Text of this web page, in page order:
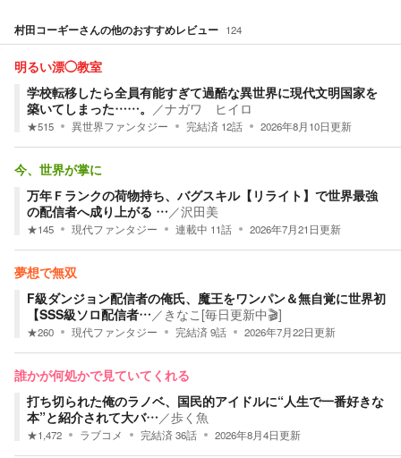
村田コーギーさんの他のおすすめレビュー 124
明るい漂◯教室
学校転移したら全員有能すぎて過酷な異世界に現代文明国家を
築いてしまった……。 ／ナガワ ヒイロ
★515 異世界ファンタジー 完結済 12話 2026年8月10日更新
今、世界が掌に
万年Ｆランクの荷物持ち、バグスキル【リライト】で世界最強
の配信者へ成り上がる … ／沢田美
★145 現代ファンタジー 連載中 11話 2026年7月21日更新
夢想で無双
F級ダンジョン配信者の俺氏、魔王をワンパン＆無自覚に世界初
【SSS級ソロ配信者… ／ きなこ[毎日更新中🎬]
★260 現代ファンタジー 完結済9話 2026年7月22日更新
誰かが何処かで見ていてくれる
打ち切られた俺のラノベ、国民的アイドルに“人生で一番好きな
本”と紹介されて大バ… ／歩く魚
★1,472 ラブコメ 完結済36話 2026年8月4日更新